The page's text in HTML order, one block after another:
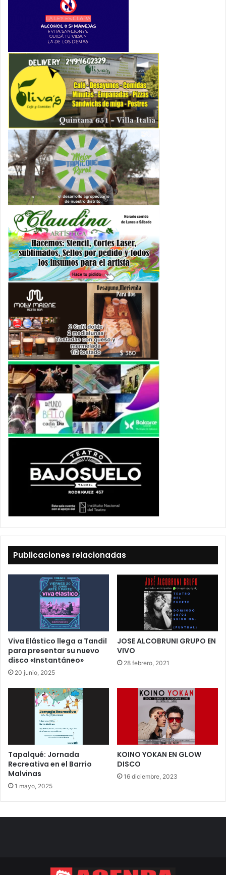
Publicaciones relacionadas
Viva Elástico llega a Tandil
para presentar su nuevo
disco «Instantáneo»
20 junio, 2025
JOSE ALCOBRUNI GRUPO EN
VIVO
28 febrero, 2021
Tapalqué: Jornada
Recreativa en el Barrio
Malvinas
1 mayo, 2025
KOINO YOKAN EN GLOW
DISCO
16 diciembre, 2023